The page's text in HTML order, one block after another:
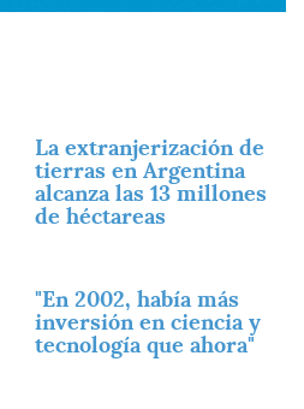
La extranjerización de
tierras en Argentina
alcanza las 13 millones
de héctareas
"En 2002, había más
inversión en ciencia y
tecnología que ahora"